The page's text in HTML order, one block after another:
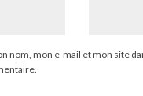
nom, mon e-mail et mon site